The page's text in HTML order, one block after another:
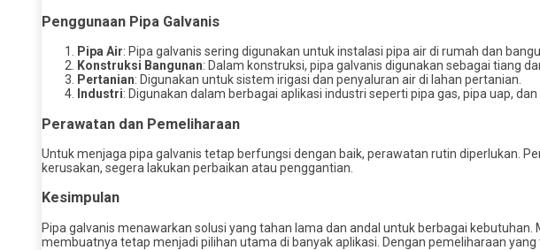
Penggunaan Pipa Galvanis
Pipa Air: Pipa galvanis sering digunakan untuk instalasi pipa air di rumah dan
Konstruksi Bangunan: Dalam konstruksi, pipa galvanis digunakan sebagai tiang
Pertanian: Digunakan untuk sistem irigasi dan penyaluran air di lahan pertanian.
Industri: Digunakan dalam berbagai aplikasi industri seperti pipa gas, pipa uap,
Perawatan dan Pemeliharaan
Untuk menjaga pipa galvanis tetap berfungsi dengan baik, perawatan rutin diperlukan.
kerusakan, segera lakukan perbaikan atau penggantian.
Kesimpulan
Pipa galvanis menawarkan solusi yang tahan lama dan andal untuk berbagai
membuatnya tetap menjadi pilihan utama di banyak aplikasi. Dengan pemeliharaan